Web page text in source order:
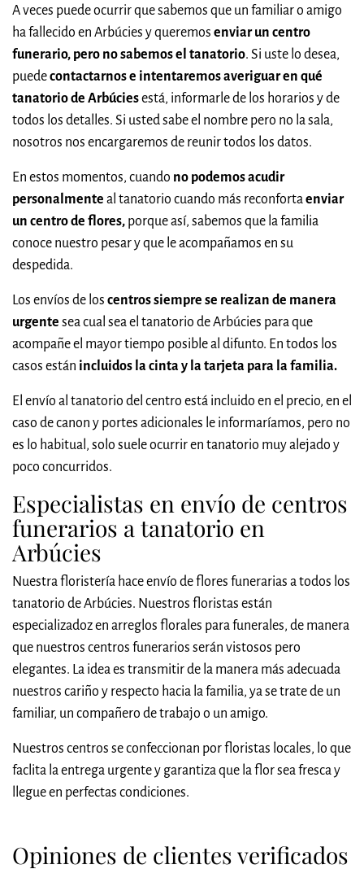
A veces puede ocurrir que sabemos que un familiar o amigo
ha fallecido en Arbúcies y queremos enviar un centro
funerario, pero no sabemos el tanatorio. Si uste lo desea,
puedecontactarnos e intentaremos averiguar en qué
tanatorio de Arbúciesestá, informarle de los horarios y de
todos los detalles. Si usted sabe el nombre pero no la sala,
nosotros nos encargaremos de reunir todos los datos.
En estos momentos, cuando no podemos acudir
personalmente al tanatorio cuando más reconfortaenviar
un centro de flores, porque así, sabemos que la familia
conoce nuestro pesar y que le acompañamos en su
despedida.
Los envíos de los centros siempre se realizan de manera
urgente sea cual sea el tanatorio de Arbúcies para que
acompañe el mayor tiempo posible al difunto. En todos los
casos están incluidos la cinta y la tarjeta para la familia.
El envío al tanatorio del centro está incluido en el precio, en el
caso de canon y portes adicionales le informaríamos, pero no
es lo habitual, solo suele ocurrir en tanatorio muy alejado y
poco concurridos.
Especialistas en envío de centros
funerarios a tanatorio en
Arbúcies
Nuestra floristería hace envío de flores funerarias a todos los
tanatorio de Arbúcies. Nuestros floristas están
especializadoz en arreglos florales para funerales, de manera
que nuestros centros funerarios serán vistosos pero
elegantes. La idea es transmitir de la manera más adecuada
nuestros cariño y respecto hacia la familia, ya se trate de un
familiar, un compañero de trabajo o un amigo.
Nuestros centros se confeccionan por floristas locales, lo que
faclita la entrega urgente y garantiza que la flor sea fresca y
llegue en perfectas condiciones.
Opiniones de clientes verificados